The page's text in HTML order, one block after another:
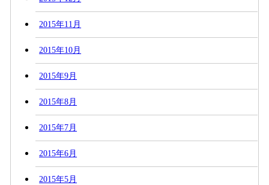
2015年11月
2015年10月
2015年9月
2015年8月
2015年7月
2015年6月
2015年5月